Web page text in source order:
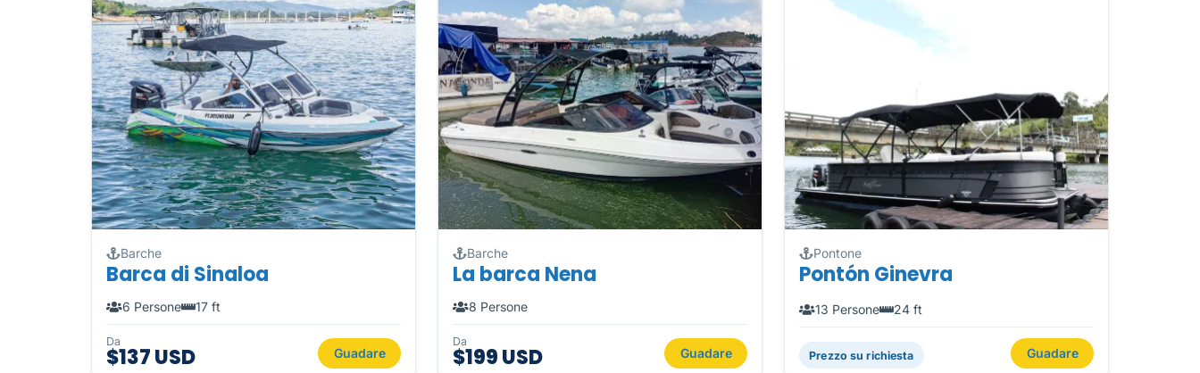
Barche
Barca di Sinaloa
6 Persone 17 ft
Da
$137 USD Guadare
Barche
La barca Nena
8 Persone
Da
$199 USD Guadare
Pontone
Pontón Ginevra
13 Persone 24 ft
Prezzo su richiesta Guadare